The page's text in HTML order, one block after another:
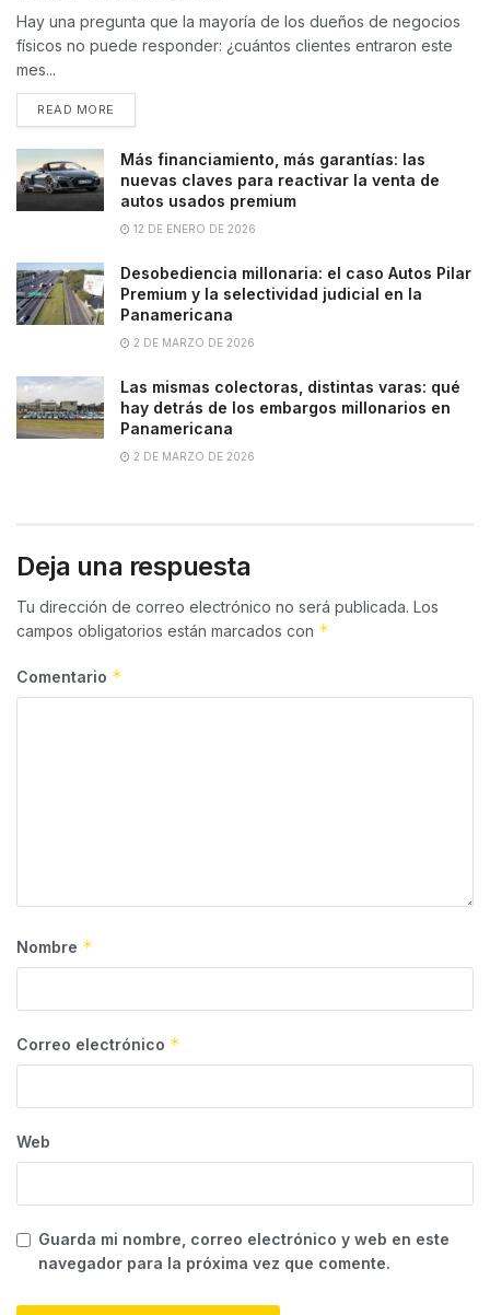
Hay una pregunta que la mayoría de los dueños de negocios
físicos no puede responder: ¿cuántos clientes entraron este
mes...
READ MORE
Más financiamiento, más garantías: las
nuevas claves para reactivar la venta de
autos usados premium
12 DE ENERO DE 2026
Desobediencia millonaria: el caso Autos Pilar
Premium y la selectividad judicial en la
Panamericana
2 DE MARZO DE 2026
Las mismas colectoras, distintas varas: qué
hay detrás de los embargos millonarios en
Panamericana
2 DE MARZO DE 2026
Deja una respuesta
Tu dirección de correo electrónico no será publicada. Los
campos obligatorios están marcados con *
Comentario *
Nombre *
Correo electrónico *
Web
Guarda mi nombre, correo electrónico y web en este
navegador para la próxima vez que comente.